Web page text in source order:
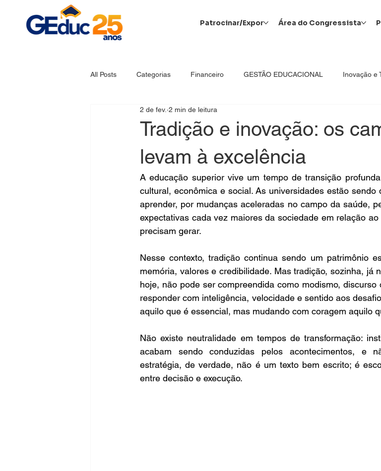
Patrocinar/Expor Área do Congressista
All Posts Categorias Financeiro GESTÃO EDUCACIONAL Inovação e
Papo de Gestão Estratégias Educacionais
Educação Básica Materiais Todas as categorias
Empreendedorismo Responsabilidade Social Captação e Retenção de
Tradição e inovação: os
levam à excelência
2 de fev. 2 min de leitura
A educação superior vive um tempo de transição
cultural, econômica e social. As universidades estão sendo
aprender, por mudanças aceleradas no campo da saúde,
expectativas cada vez maiores da sociedade em relação
precisam gerar.
Nesse contexto, tradição continua sendo um patrimônio
memória, valores e credibilidade. Mas tradição, sozinha, já
hoje, não pode ser compreendida como modismo,
responder com inteligência, velocidade e sentido aos
aquilo que é essencial, mas mudando com coragem aquilo
Não existe neutralidade em tempos de transformação:
acabam sendo conduzidas pelos acontecimentos, e
estratégia, de verdade, não é um texto bem escrito; é
entre decisão e execução.